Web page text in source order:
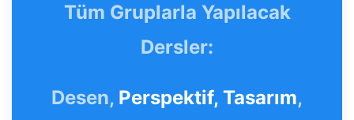
Tüm Gruplarla Yapılacak
Dersler:
Desen, Perspektif, Tasarım,